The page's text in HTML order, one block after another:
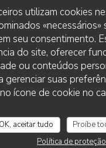
utilizam cookies
seu consentimento.
do site, oferecer
ou conteúdos
gerenciar suas
ícone de cookie no
OK, aceitar tudo Proíbe
Política de
service:5 /5
and the food was